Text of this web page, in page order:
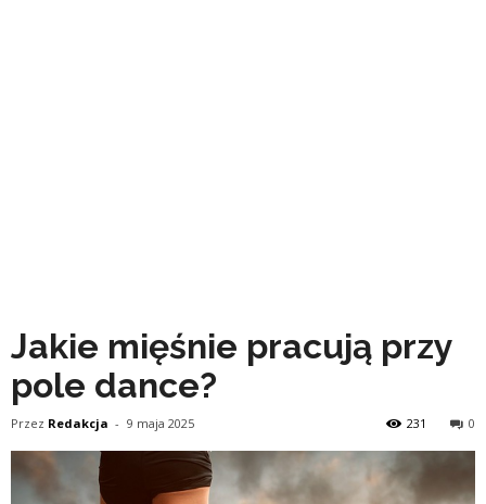
Jakie mięśnie pracują przy
pole dance?
Przez Redakcja - 9 maja 2025 0
231